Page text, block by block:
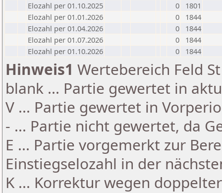
Elozahl per 01.10.2025
0
1801
Elozahl per 01.01.2026
0
1844
Elozahl per 01.04.2026
0
1844
Elozahl per 01.07.2026
0
1844
Elozahl per 01.10.2026
0 1844
Hinweis1 Wertebereich Feld
blank ... Partie gewertet in
V ... Partie gewertet in
- ... Partie nicht gewertet, da
E ... Partie vorgemerkt zur
Einstiegselozahl in der
K ... Korrektur wegen